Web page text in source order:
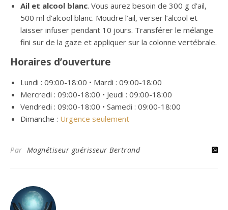
Ail et alcool blanc. Vous aurez besoin de 300 g d’ail,
500 ml d’alcool blanc. Moudre l’ail, verser l’alcool et
laisser infuser pendant 10 jours. Transférer le mélange
fini sur de la gaze et appliquer sur la colonne vertébrale.
Horaires d’ouverture
Lundi : 09:00-18:00 • Mardi : 09:00-18:00
Mercredi : 09:00-18:00 • Jeudi : 09:00-18:00
Vendredi : 09:00-18:00 • Samedi : 09:00-18:00
Dimanche : Urgence seulement
Par Magnétiseur guérisseur Bertrand